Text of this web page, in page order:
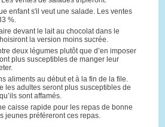
enfant s'il veut une salade. Les ventes
%.
devant le lait au chocolat dans le
la version moins sucrée.
deux légumes plutôt que d’en imposer
plus susceptibles de manger leur
aliments au début et à la fin de la file.
les adultes seront plus susceptibles de
sont affamés.
caisse rapide pour les repas de bonne
jeunes préféreront ces repas.